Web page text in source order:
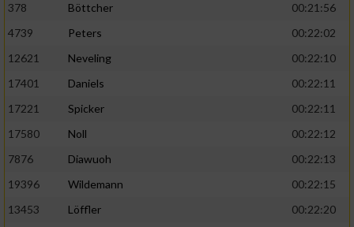
378
Böttcher
00:21:56
4739
Peters
00:22:02
12621
Neveling
00:22:10
17401
Daniels
00:22:11
17221
Spicker
00:22:11
17580
Noll
00:22:12
7876
Diawuoh
00:22:13
19396
Wildemann
00:22:15
13453
Löffler
00:22:20